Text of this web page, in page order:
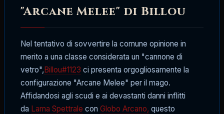
"Arcane Melee" di Billou
Nel tentativo di sovvertire la comune opinione in
merito a una classe considerata un "cannone di
vetro",Billou#1123 ci presenta orgogliosamente la
configurazione "Arcane Melee" per il mago.
Affidandosi agli scudi e ai devastanti danni inflitti
da Lama Spettrale con Globo Arcano, questo